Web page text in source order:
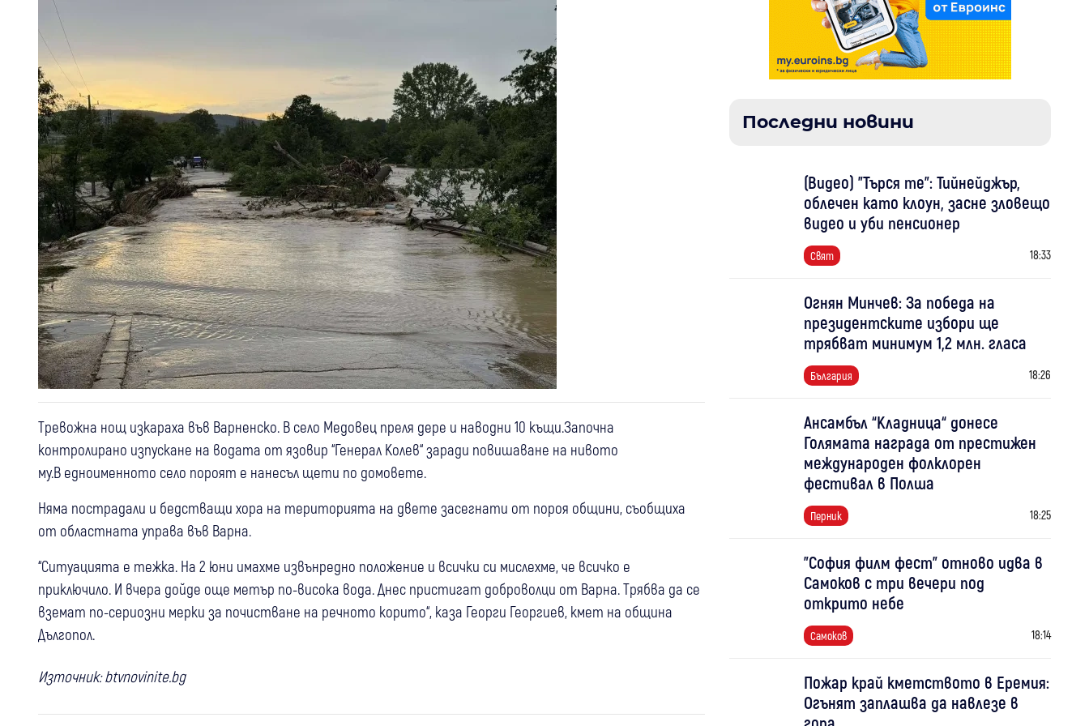
Тревожна нощ изкараха във Варненско. В село Медовец преля дере и наводни 10 къщи.Започна
контролирано изпускане на водата от язовир “Генерал Колев“ заради повишаване на нивото
му.В едноименното село пороят е нанесъл щети по домовете.
Няма пострадали и бедстващи хора на територията на двете засегнати от пороя общини, съобщиха
от областната управа във Варна.
“Ситуацията е тежка. На 2 юни имахме извънредно положение и всички си мислехме, че всичко е
приключило. И вчера дойде още метър по-висока вода. Днес пристигат доброволци от Варна. Трябва да се
вземат по-сериозни мерки за почистване на речното корито“, каза Георги Георгиев, кмет на община
Дългопол.
Източник: btvnovinite.bg
Кюстендил
Опасни горещини: Оранжев код за
България 05 авг
Жълт код за опасно високи
Началникът на ПСС-Дупница Мартин
Последни новини
(Видео) "Търся те": Тийнейджър,
облечен като клоун, засне зловещо
видео и уби пенсионер
Свят 18:33
Огнян Минчев: За победа на
президентските избори ще
трябват минимум 1,2 млн. гласа
България 18:26
Ансамбъл “Кладница“ донесе
Голямата награда от престижен
международен фолклорен
фестивал в Полша
Перник 18:25
"София филм фест" отново идва в
Самоков с три вечери под
открито небе
Самоков 18:14
Пожар край кметството в Еремия:
Огънят заплашва да навлезе в